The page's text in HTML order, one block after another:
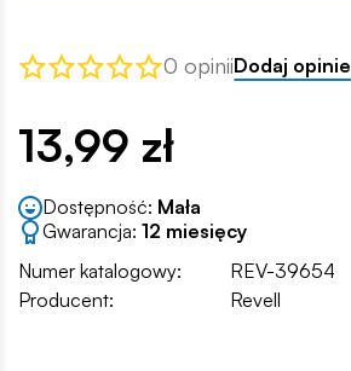
0 opiniiDodaj opinie
13,99 zł
Dostępność: Mała
Gwarancja: 12 miesięcy
Numer katalogowy:
REV-39654
Producent:
Revell